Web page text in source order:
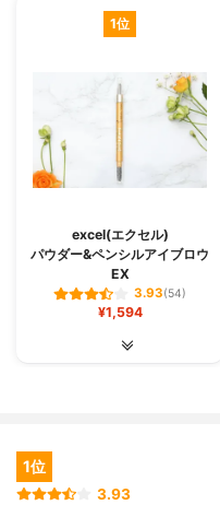
1位
excel(エクセル)
パウダー&ペンシルアイブロウ
EX
3.93(54)
¥1,594
1位
3.93